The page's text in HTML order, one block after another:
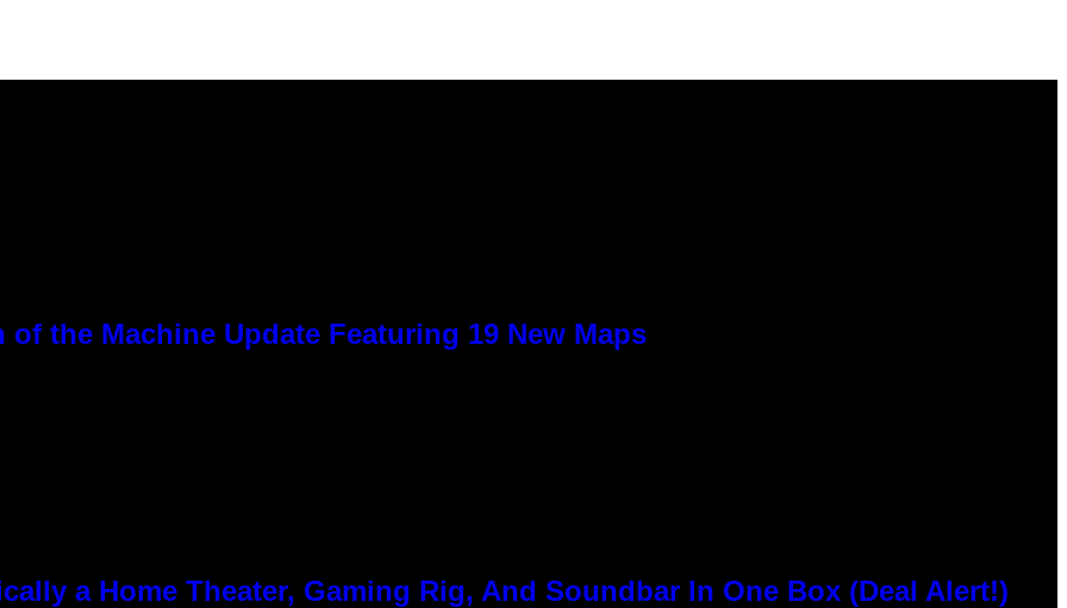
the Machine Update Featuring 19 New Maps
a Home Theater, Gaming Rig, And Soundbar In One Box (Deal Alert!)